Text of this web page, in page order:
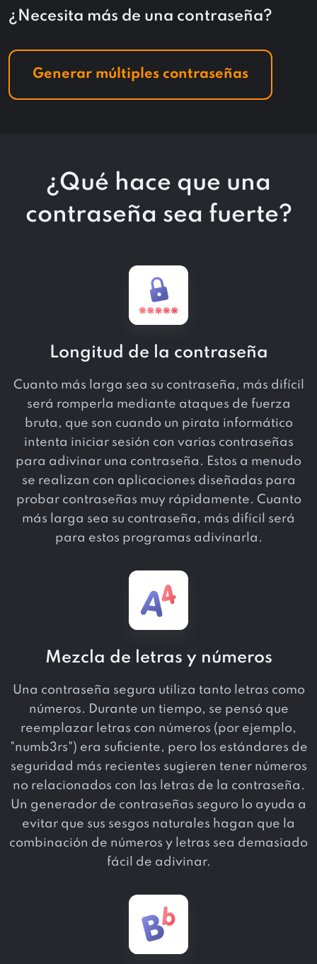
¿Necesita más de una contraseña?
Generar múltiples contraseñas
¿Qué hace que una
contraseña sea fuerte?
Longitud de la contraseña
Cuanto más larga sea su contraseña, más difícil
será romperla mediante ataques de fuerza
bruta, que son cuando un pirata informático
intenta iniciar sesión con varias contraseñas
para adivinar una contraseña. Estos a menudo
se realizan con aplicaciones diseñadas para
probar contraseñas muy rápidamente. Cuanto
más larga sea su contraseña, más difícil será
para estos programas adivinarla.
Mezcla de letras y números
Una contraseña segura utiliza tanto letras como
números. Durante un tiempo, se pensó que
reemplazar letras con números (por ejemplo,
"numb3rs") era suficiente, pero los estándares de
seguridad más recientes sugieren tener números
no relacionados con las letras de la contraseña.
Un generador de contraseñas seguro lo ayuda a
evitar que sus sesgos naturales hagan que la
combinación de números y letras sea demasiado
fácil de adivinar.